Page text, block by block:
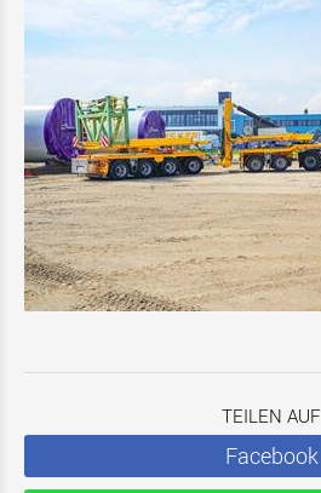
TEILEN AUF
Facebook